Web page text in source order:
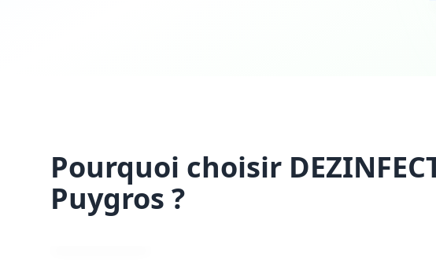
Pourquoi choisir
Puygros ?